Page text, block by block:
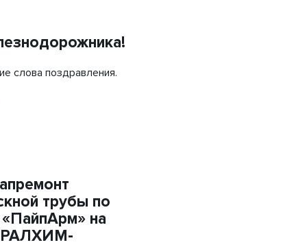
Труба напорная ПЭ
слова поздравления.
трубы по
«ПайпАрм» на